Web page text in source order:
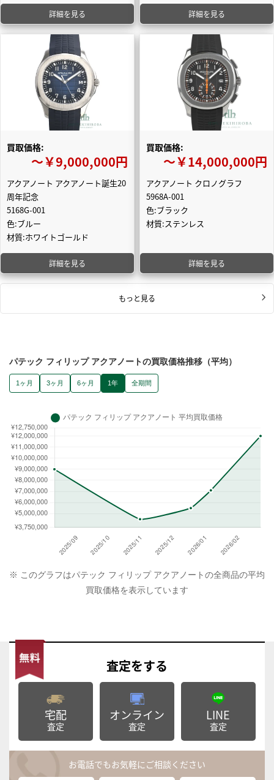
詳細を見る 詳細を見る
買取価格:
〜￥9,000,000円
アクアノート アクアノート誕生20
周年記念
5168G-001
色:ブルー
材質:ホワイトゴールド
詳細を見る
買取価格:
〜￥14,000,000円
アクアノート クロノグラフ
5968A-001
色:ブラック
材質:ステンレス
詳細を見る
もっと見る
パテック フィリップ アクアノートの買取価格推移（平均）
1ヶ月 3ヶ月 6ヶ月 1年 全期間
※ このグラフはパテック フィリップ アクアノートの全商品の平均
買取価格を表示しています
査定をする
宅配
査定
オンライン
査定
LINE
査定
お電話でもお気軽にご相談ください